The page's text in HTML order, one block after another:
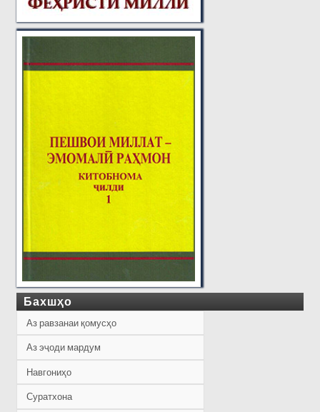
Бахшҳо
Аз равзанаи қомусҳо
Аз эҷоди мардум
Навгониҳо
Суратхона